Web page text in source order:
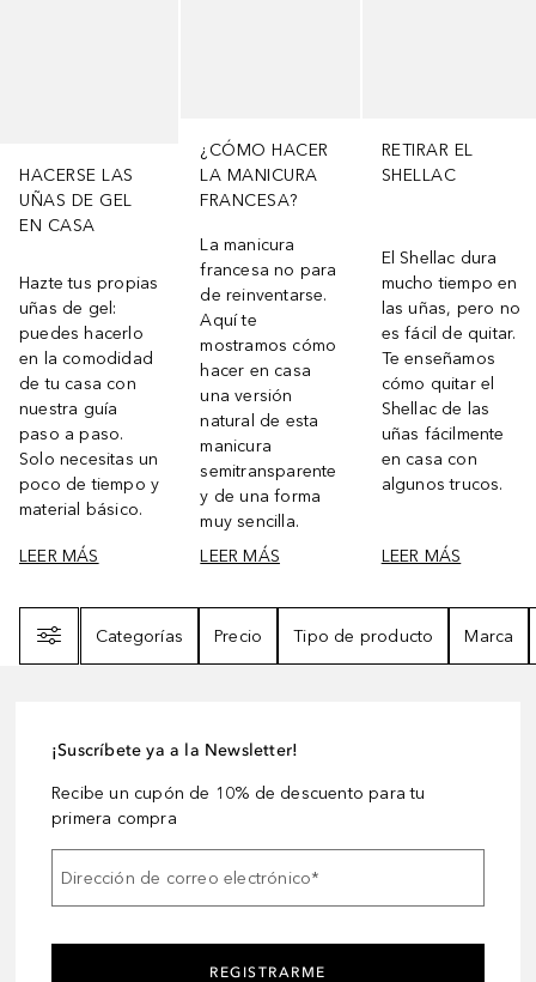
HACERSE LAS
UÑAS DE GEL
EN CASA
Hazte tus propias
uñas de gel:
puedes hacerlo
en la comodidad
de tu casa con
nuestra guía
paso a paso.
Solo necesitas un
poco de tiempo y
material básico.
LEER MÁS
¿CÓMO HACER
LA MANICURA
FRANCESA?
La manicura
francesa no para
de reinventarse.
Aquí te
mostramos cómo
hacer en casa
una versión
natural de esta
manicura
semitransparente
y de una forma
muy sencilla.
LEER MÁS
RETIRAR EL
SHELLAC
El Shellac dura
mucho tiempo en
las uñas, pero no
es fácil de quitar.
Te enseñamos
cómo quitar el
Shellac de las
uñas fácilmente
en casa con
algunos trucos.
LEER MÁS
Categorías
Precio Tipo de producto Marca
¡Suscríbete ya a la Newsletter!
Recibe un cupón de 10% de descuento para tu
primera compra
Dirección de correo electrónico*
REGISTRARME